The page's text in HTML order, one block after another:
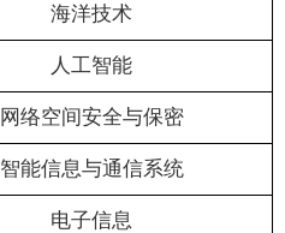
海洋技术
人工智能
网络空间安全与保密
智能信息与通信系统
电子信息